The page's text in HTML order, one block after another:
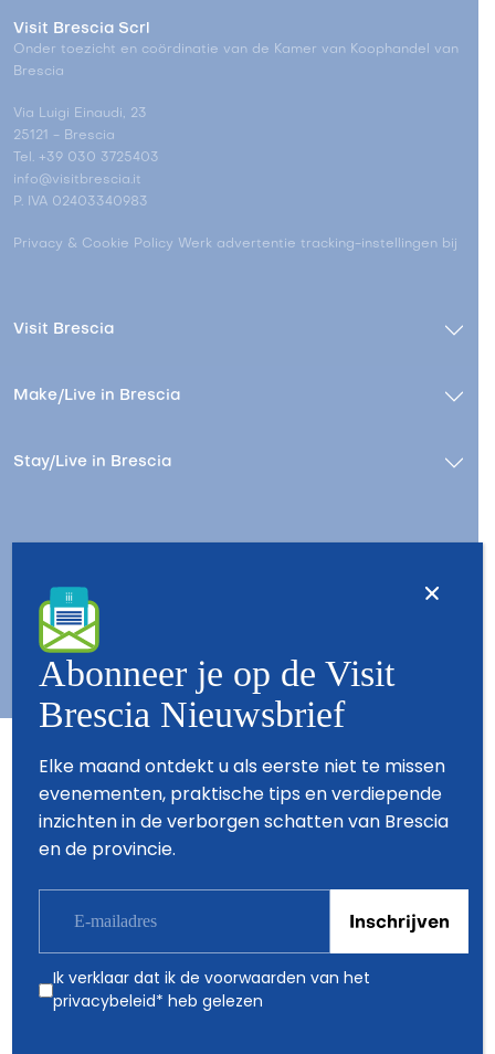
Visit Brescia Scrl
Onder toezicht en coördinatie van de Kamer van Koophandel van
Brescia
Via Luigi Einaudi, 23
25121 - Brescia
Tel. +39 030 3725403
info@visitbrescia.it
P. IVA 02403340983
Privacy & Cookie Policy Werk advertentie tracking-instellingen bij
Visit Brescia
Make/Live in Brescia
Stay/Live in Brescia
Copyright © 2026 - All Rights Reserved - Visit Brescia
Abonneer je op de Visit
Brescia Nieuwsbrief
Elke maand ontdekt u als eerste niet te missen
evenementen, praktische tips en verdiepende
inzichten in de verborgen schatten van Brescia
en de provincie.
Ik verklaar dat ik de voorwaarden van het
privacybeleid* heb gelezen